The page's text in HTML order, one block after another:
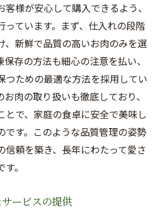
明するリピーターの声
がスーパーよりもお得なのか
る品質保証と価格競争力
サービスの強み
者をつなぐ橋渡し役
ンペーンでさらなるお得
ズに応える商品開発
られる買い物体験
を手に入れる方法精肉店の選
様が安心して購入できるよう、
っています。まず、仕入れの段階
、新鮮で品質の高いお肉のみを選
存の方法も細心の注意を払い、
つための最適な方法を採用してい
肉の取り扱いも徹底しており、
とで、家庭の食卓に安全で美味し
です。このような品質管理の姿勢
信頼を築き、長年にわたって愛さ
。
ービスの提供